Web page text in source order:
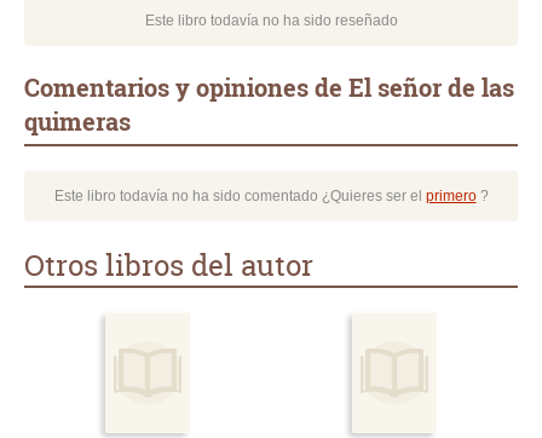
Este libro todavía no ha sido reseñado
Comentarios y opiniones de El señor de las
quimeras
Este libro todavía no ha sido comentado ¿Quieres ser el primero?
Otros libros del autor